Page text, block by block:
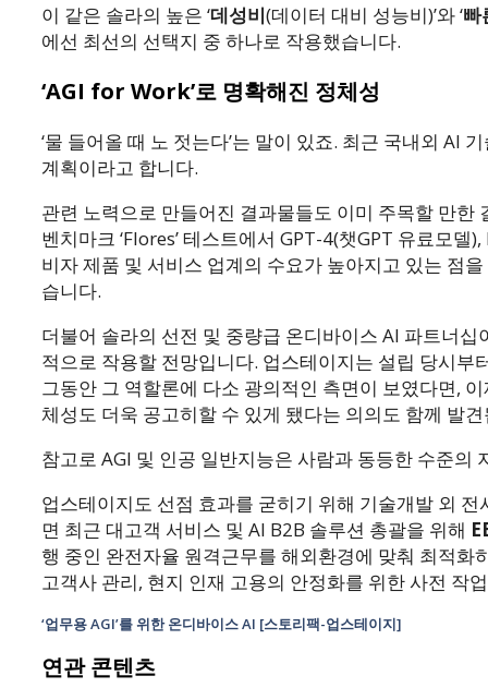
이 같은 솔라의 높은 ‘데성비(데이터 대비 성능비)’와 ‘빠
에선 최선의 선택지 중 하나로 작용했습니다.
‘AGI for Work’로 명확해진 정체성
‘물 들어올 때 노 젓는다’는 말이 있죠. 최근 국내외 AI
계획이라고 합니다.
관련 노력으로 만들어진 결과물들도 이미 주목할 만
벤치마크 ‘Flores’ 테스트에서 GPT-4(챗GPT 유료모
비자 제품 및 서비스 업계의 수요가 높아지고 있는 점
습니다.
더불어 솔라의 선전 및 중량급 온디바이스 AI 파트너
적으로 작용할 전망입니다. 업스테이지는 설립 당시부
그동안 그 역할론에 다소 광의적인 측면이 보였다면,
체성도 더욱 공고히할 수 있게 됐다는 의의도 함께 발
참고로 AGI 및 인공 일반지능은 사람과 동등한 수준의
업스테이지도 선점 효과를 굳히기 위해 기술개발 외
면 최근 대고객 서비스 및 AI B2B 솔루션 총괄을 위해
행 중인 완전자율 원격근무를 해외환경에 맞춰 최적
고객사 관리, 현지 인재 고용의 안정화를 위한 사전 작
‘업무용 AGI’를 위한 온디바이스 AI [스토리팩-업스테이지]
연관 콘텐츠